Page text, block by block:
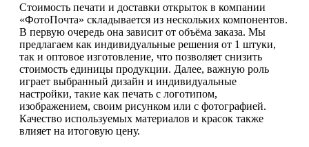
Стоимость печати и доставки открыток в компании
«ФотоПочта» складывается из нескольких компонентов.
В первую очередь она зависит от объёма заказа. Мы
предлагаем как индивидуальные решения от 1 штуки,
так и оптовое изготовление, что позволяет снизить
стоимость единицы продукции. Далее, важную роль
играет выбранный дизайн и индивидуальные
настройки, такие как печать с логотипом,
изображением, своим рисунком или с фотографией.
Качество используемых материалов и красок также
влияет на итоговую цену.